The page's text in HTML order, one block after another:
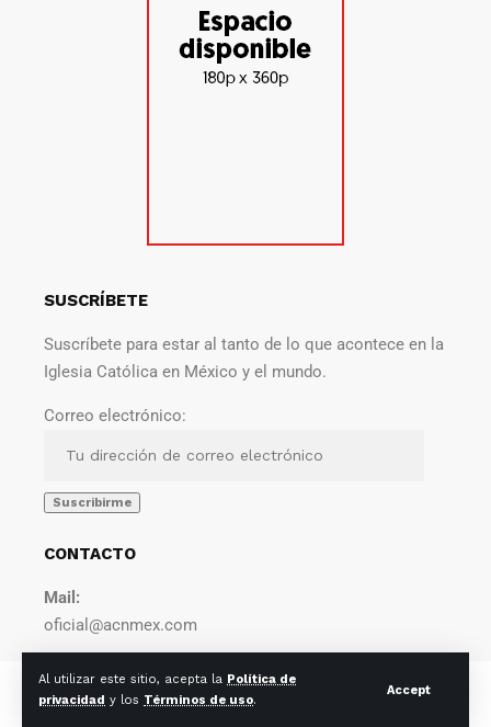
Al utilizar este sitio, acepta la Política de
privacidad y los Términos de uso.
Accept
SUSCRÍBETE
Suscríbete para estar al tanto de lo que acontece en la
Iglesia Católica en México y el mundo.
Correo electrónico:
CONTACTO
Mail:
oficial@acnmex.com
© 2022 Agencia Católica de Noticias. Todos los derechos
reservados.